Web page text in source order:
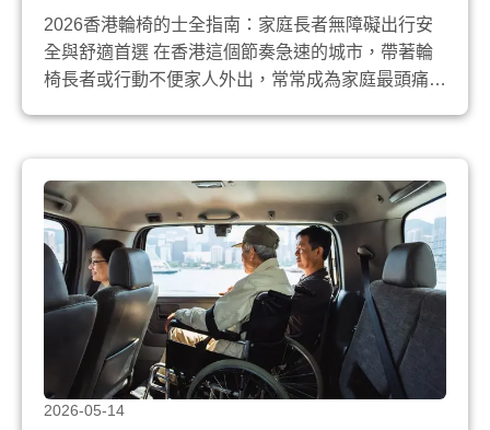
2026香港輪椅的士全指南：家庭長者無障礙出行安
全與舒適首選 在香港這個節奏急速的城市，帶著輪
椅長者或行動不便家人外出，常常成為家庭最頭痛的
礙出行方案。2026年，隨著電動及混能車型增加，
輪椅的士不僅更環保、更安靜，還配備先進安全裝
置，讓照顧者與乘客都能真正放鬆享受...
2026-05-14